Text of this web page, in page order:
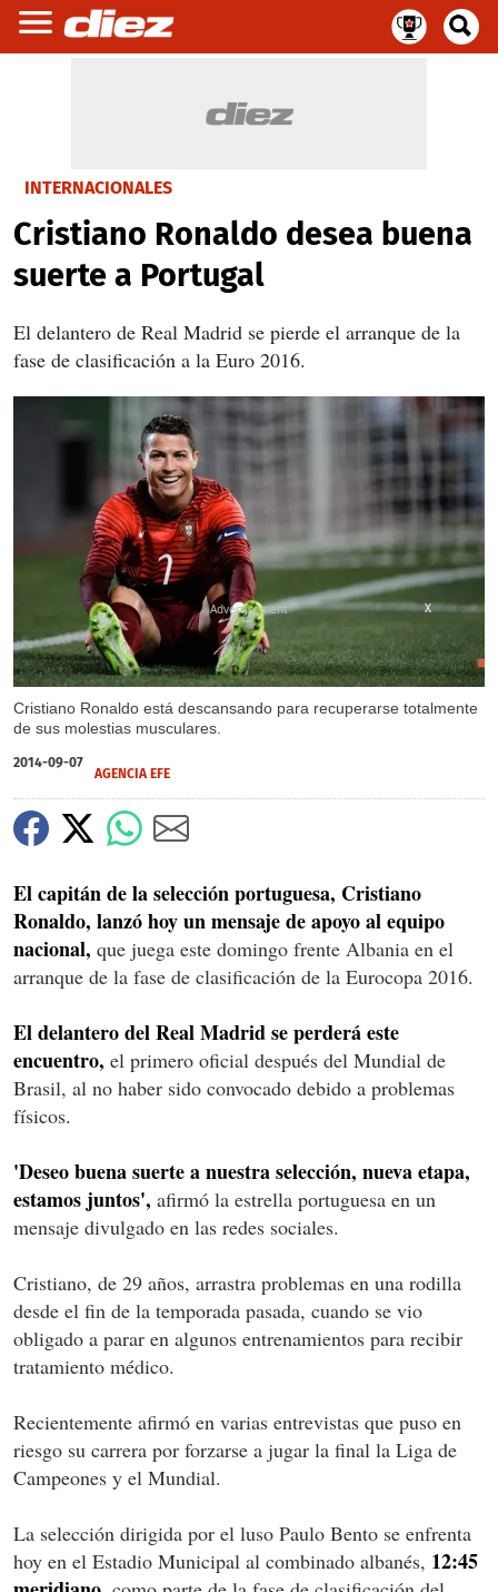
INTERNACIONALES
Cristiano Ronaldo desea buena
suerte a Portugal
El delantero de Real Madrid se pierde el arranque de la
fase de clasificación a la Euro 2016.
Cristiano Ronaldo está descansando para recuperarse totalmente
de sus molestias musculares.
X
2014-09-07
AGENCIA EFE
El capitán de la selección portuguesa, Cristiano
Ronaldo, lanzó hoy un mensaje de apoyo al equipo
nacional, que juega este domingo frente Albania en el
arranque de la fase de clasificación de la Eurocopa 2016.
El delantero del Real Madrid se perderá este
encuentro, el primero oficial después del Mundial de
Brasil, al no haber sido convocado debido a problemas
físicos.
'Deseo buena suerte a nuestra selección, nueva etapa,
estamos juntos', afirmó la estrella portuguesa en un
mensaje divulgado en las redes sociales.
Cristiano, de 29 años, arrastra problemas en una rodilla
desde el fin de la temporada pasada, cuando se vio
obligado a parar en algunos entrenamientos para recibir
tratamiento médico.
Recientemente afirmó en varias entrevistas que puso en
riesgo su carrera por forzarse a jugar la final la Liga de
Campeones y el Mundial.
La selección dirigida por el luso Paulo Bento se enfrenta
hoy en el Estadio Municipal al combinado albanés, 12:45